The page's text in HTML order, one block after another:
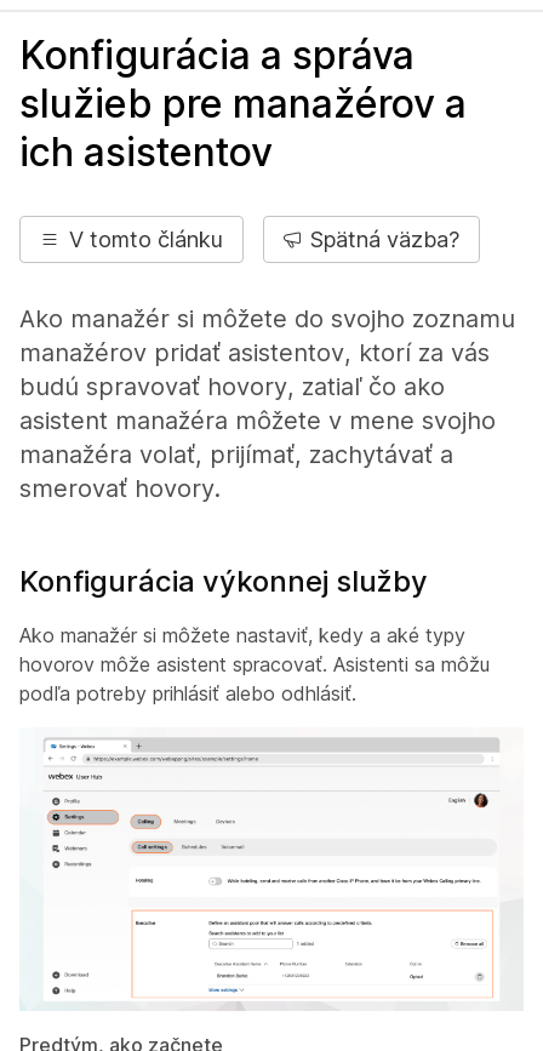
Konfigurácia a správa
služieb pre manažérov a
ich asistentov
V tomto článku Spätná väzba?
Ako manažér si môžete do svojho zoznamu
manažérov pridať asistentov, ktorí za vás
budú spravovať hovory, zatiaľ čo ako
asistent manažéra môžete v mene svojho
manažéra volať, prijímať, zachytávať a
smerovať hovory.
Konfigurácia výkonnej služby
Ako manažér si môžete nastaviť, kedy a aké typy
hovorov môže asistent spracovať. Asistenti sa môžu
podľa potreby prihlásiť alebo odhlásiť.
Predtým, ako začnete